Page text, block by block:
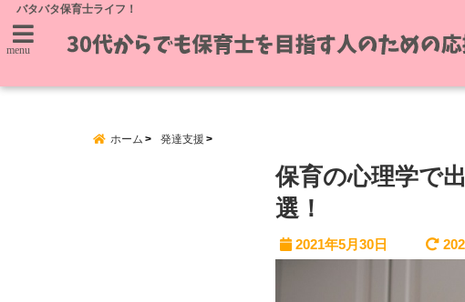
バタバタ保育士ライフ！
menu
ホーム 発達支援
保育の心理学で
選！
2021年5月30日